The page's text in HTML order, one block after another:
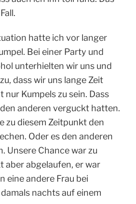
hatte ich vor langer
Bei einer Party und
unterhielten wir uns und
dass wir uns lange Zeit
Kumpels zu sein. Dass
anderen verguckt hatten.
zu diesem Zeitpunkt den
Oder es den anderen
Unsere Chance war zu
aber abgelaufen, er war
eine andere Frau bei
nachts auf einem